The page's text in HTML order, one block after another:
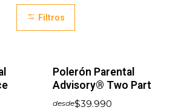
Filtros
Polerón Parental
Advisory® Two Part
desde$39.990